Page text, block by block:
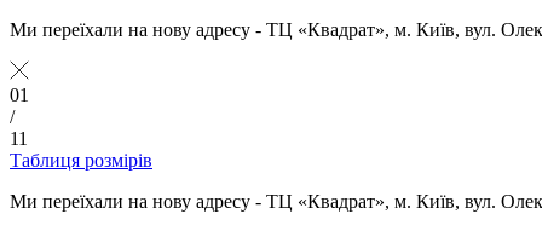
Ми переїхали на нову адресу - ТЦ «Квадрат», м. Київ, вул.
01
/
11
Таблиця розмірів
Ми переїхали на нову адресу - ТЦ «Квадрат», м. Київ, вул.